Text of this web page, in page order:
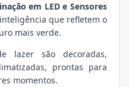
em LED e Sensores
que refletem o
mais verde.
lazer são decoradas,
prontas para
momentos.